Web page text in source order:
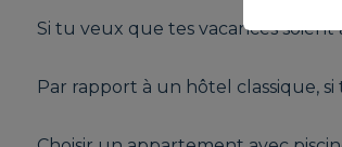
Si tu veux que tes vacances
Par rapport à un hôtel classique,